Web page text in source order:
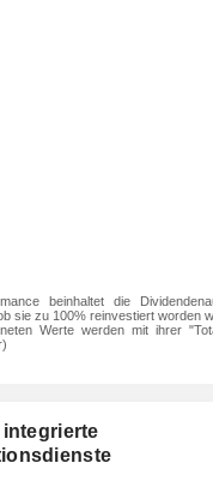
beinhaltet die
sie zu 100% reinvestiert worden
Werte werden mit ihrer